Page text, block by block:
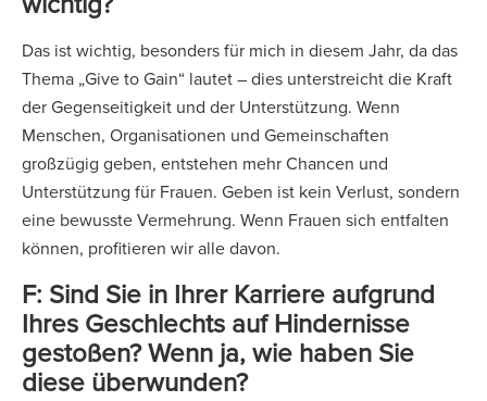
Das ist wichtig, besonders für mich in diesem Jahr, da das
Thema „Give to Gain“ lautet – dies unterstreicht die Kraft
der Gegenseitigkeit und der Unterstützung. Wenn
Menschen, Organisationen und Gemeinschaften
großzügig geben, entstehen mehr Chancen und
Unterstützung für Frauen. Geben ist kein Verlust, sondern
eine bewusste Vermehrung. Wenn Frauen sich entfalten
können, profitieren wir alle davon.
F: Sind Sie in Ihrer Karriere aufgrund
Ihres Geschlechts auf Hindernisse
gestoßen? Wenn ja, wie haben Sie
diese überwunden?